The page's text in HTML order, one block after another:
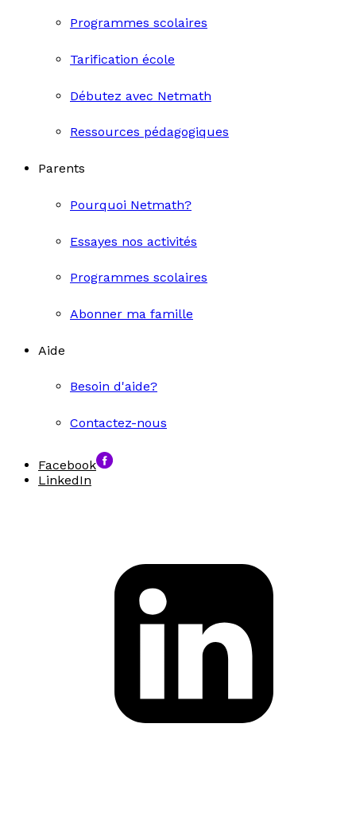
Programmes scolaires
Tarification école
Débutez avec Netmath
Ressources pédagogiques
Parents
Pourquoi Netmath?
Essayes nos activités
Programmes scolaires
Abonner ma famille
Aide
Besoin d'aide?
Contactez-nous
Facebook
LinkedIn